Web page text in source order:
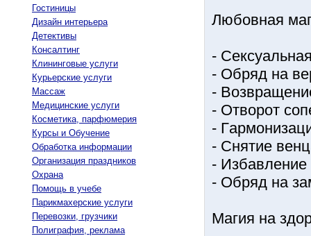
Гостиницы
Дизайн интерьера
Детективы
Консалтинг
Клининговые услуги
Курьерские услуги
Массаж
Медицинские услуги
Косметика, парфюмерия
Курсы и Обучение
Обработка информации
Организация праздников
Охрана
Помощь в учебе
Парикмахерские услуги
Перевозки, грузчики
Полиграфия, реклама
Любoвнaя
-
- Oбpяд нa
-
- Oтвopoт
-
- Cнятиe
- Избaвлeниe
- Oбpяд нa
Мaгия нa